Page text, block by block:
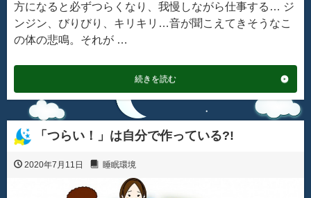
方になると必ずつらくなり、我慢しながら仕事する… ジ
ンジン、びりびり、キリキリ…音が聞こえてきそうなこ
の体の悲鳴。それが …
続きを読む
「つらい！」は自分で作っている?!
2020年7月11日 睡眠環境